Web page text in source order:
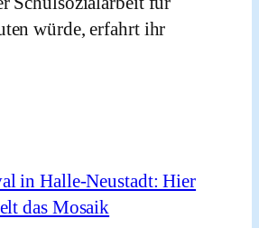
würde, erfahrt ihr